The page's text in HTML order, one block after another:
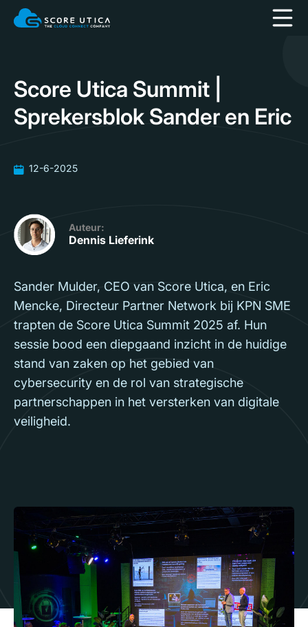
Score Utica Summit |
Sprekersblok Sander en Eric
12-6-2025
Auteur:
Dennis Lieferink
Sander Mulder, CEO van Score Utica, en Eric
Mencke, Directeur Partner Network bij KPN SME
trapten de Score Utica Summit 2025 af. Hun
sessie bood een diepgaand inzicht in de huidige
stand van zaken op het gebied van
cybersecurity en de rol van strategische
partnerschappen in het versterken van digitale
veiligheid.